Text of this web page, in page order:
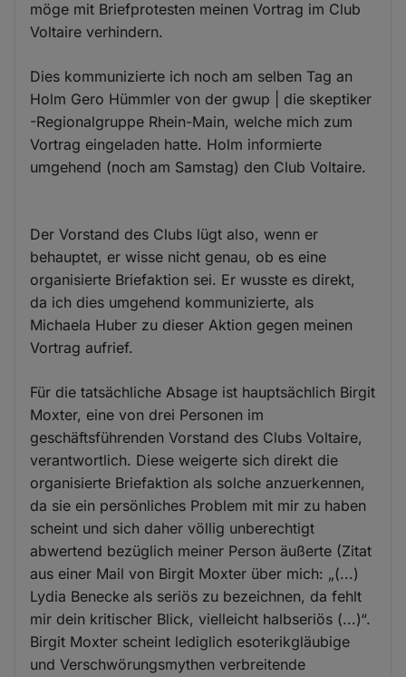
möge mit Briefprotesten meinen Vortrag im Club
Voltaire verhindern.
Dies kommunizierte ich noch am selben Tag an
Holm Gero Hümmler​ von der gwup | die skeptiker​
-Regionalgruppe Rhein-Main, welche mich zum
Vortrag eingeladen hatte. Holm informierte
umgehend (noch am Samstag) den Club Voltaire.
Der Vorstand des Clubs lügt also, wenn er
behauptet, er wisse nicht genau, ob es eine
organisierte Briefaktion sei. Er wusste es direkt,
da ich dies umgehend kommunizierte, als
Michaela Huber zu dieser Aktion gegen meinen
Vortrag aufrief.
Für die tatsächliche Absage ist hauptsächlich Birgit
Moxter, eine von drei Personen im
geschäftsführenden Vorstand des Clubs Voltaire,
verantwortlich. Diese weigerte sich direkt die
organisierte Briefaktion als solche anzuerkennen,
da sie ein persönliches Problem mit mir zu haben
scheint und sich daher völlig unberechtigt
abwertend bezüglich meiner Person äußerte (Zitat
aus einer Mail von Birgit Moxter über mich: „(...)
Lydia Benecke als seriös zu bezeichnen, da fehlt
mir dein kritischer Blick, vielleicht halbseriös (...)“.
Birgit Moxter scheint lediglich esoterikgläubige
und Verschwörungsmythen verbreitende